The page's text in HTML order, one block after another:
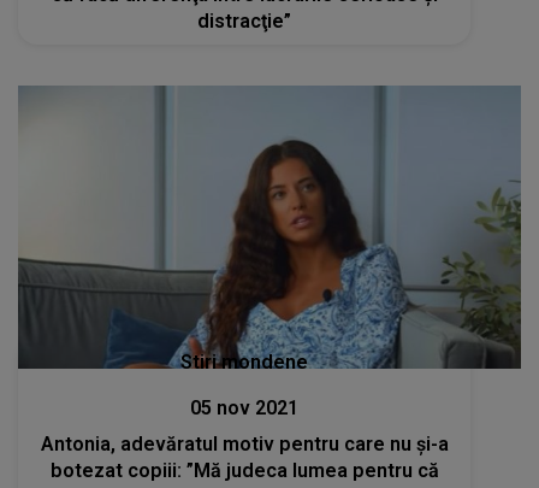
distracţie”
Stiri mondene
05 nov 2021
Antonia, adevăratul motiv pentru care nu și-a
botezat copiii: ”Mă judeca lumea pentru că